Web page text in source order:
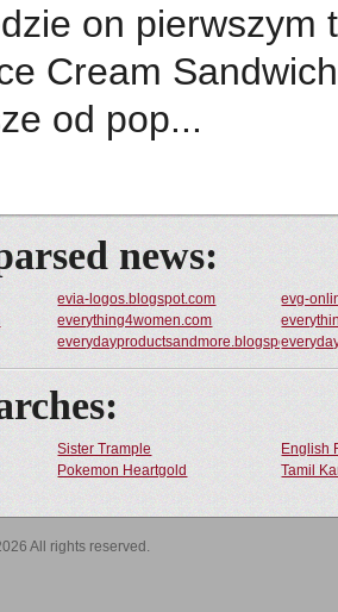
on pierwszym
Cream
od pop...
news:
evia-logos.blogspot.com
evg-
everything4women.com
everydayproductsandmore.blogspot.com
Sister Trample
English
Pokemon Heartgold Tamil
All rights reserved.